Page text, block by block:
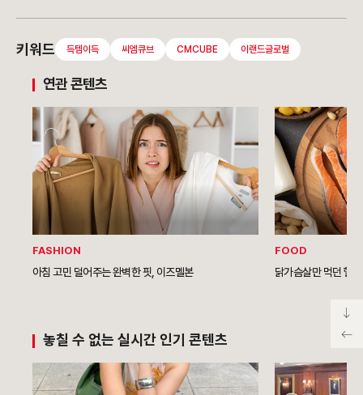
키워드 득템이득 씨엠큐브 CMCUBE 이랜드글로벌
연관 콘텐츠
FASHION
아침 고민 덜어주는 완벽한 핏, 이즈멜본
FOOD
닭가슴살만 먹던 헬
놓칠 수 없는 실시간 인기 콘텐츠